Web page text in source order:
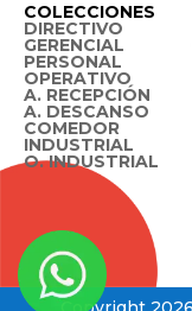
COLECCIONES
DIRECTIVO
GERENCIAL
PERSONAL
OPERATIVO
A. RECEPCIÓN
A. DESCANSO
COMEDOR
INDUSTRIAL
O. INDUSTRIAL